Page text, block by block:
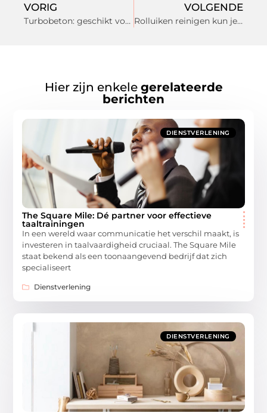
VORIG
Turbobeton: geschikt voor alle kleine en grote projecten
VOLGENDE
Rolluiken reinigen kun je zelf doen
Hier zijn enkele gerelateerde
berichten
DIENSTVERLENING
The Square Mile: Dé partner voor effectieve
taaltrainingen
In een wereld waar communicatie het verschil maakt, is
investeren in taalvaardigheid cruciaal. The Square Mile
staat bekend als een toonaangevend bedrijf dat zich
specialiseert
Dienstverlening
DIENSTVERLENING